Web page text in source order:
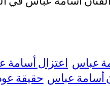
عباس اعتزال أسامة
أسامة عباس حقيقة